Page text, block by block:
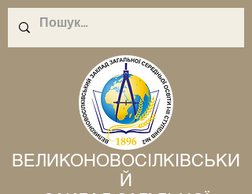
ВЕЛИКОНОВОСІЛКІВСЬКИ
Й